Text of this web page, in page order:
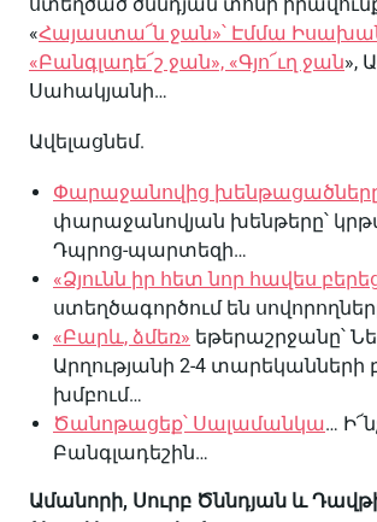
«Հայաստա՜ն ջան»՝ Էմմա
«Բանգլադե՜շ ջան», «Գյո՜ւղ ջան»,
Սահակյանի…
Ավելացնեմ.
Փարաջանովից
փարաջանովյան խենթերը՝
Դպրոց-պարտեզի…
«Ձյունն իր հետ նոր հավես
ստեղծագործում են
«Բարև, ձմեռ» եթերաշրջանը՝
Արղությանի 2-4 տարեկանների
խմբում…
Ծանոթացեք՝ Սալամանկա…
Բանգլադեշին…
Ամանորի, Սուրբ Ծննդյան և